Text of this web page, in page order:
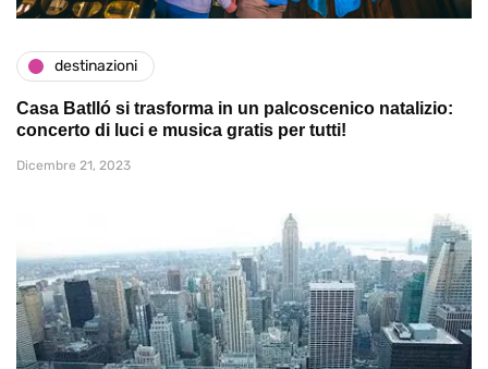
destinazioni
Casa Batlló si trasforma in un palcoscenico natalizio:
concerto di luci e musica gratis per tutti!
Dicembre 21, 2023